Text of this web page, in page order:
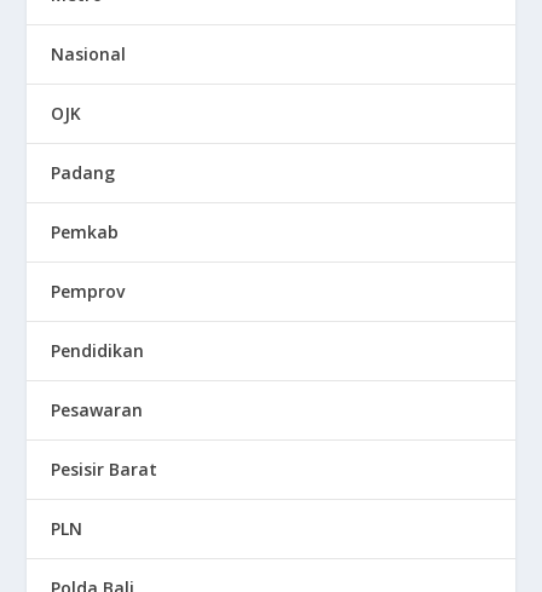
Nasional
OJK
Padang
Pemkab
Pemprov
Pendidikan
Pesawaran
Pesisir Barat
PLN
Polda Bali